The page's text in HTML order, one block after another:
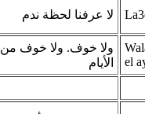
لا عرفنا لحظة ندم
ولا خوف. ولا خوف من
الأيام
el